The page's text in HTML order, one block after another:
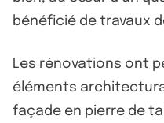
bénéficié de travaux
Les rénovations ont
éléments
façade en pierre de